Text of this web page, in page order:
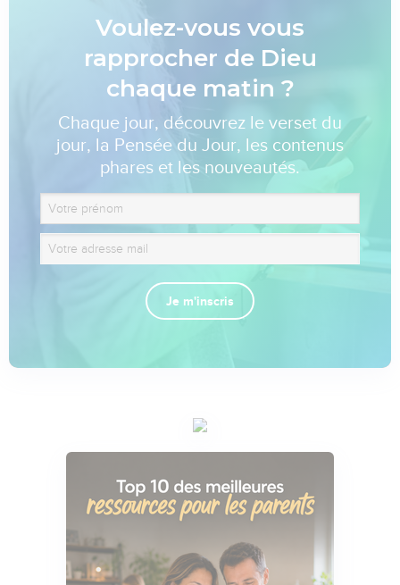
Voulez-vous vous
rapprocher de Dieu
chaque matin ?
Chaque jour, découvrez le verset du
jour, la Pensée du Jour, les contenus
phares et les nouveautés.
Je m'inscris